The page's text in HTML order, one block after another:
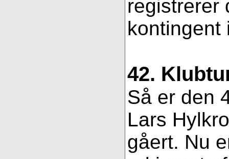
registrerer
42.
Så er den
Lars
gåert. Nu